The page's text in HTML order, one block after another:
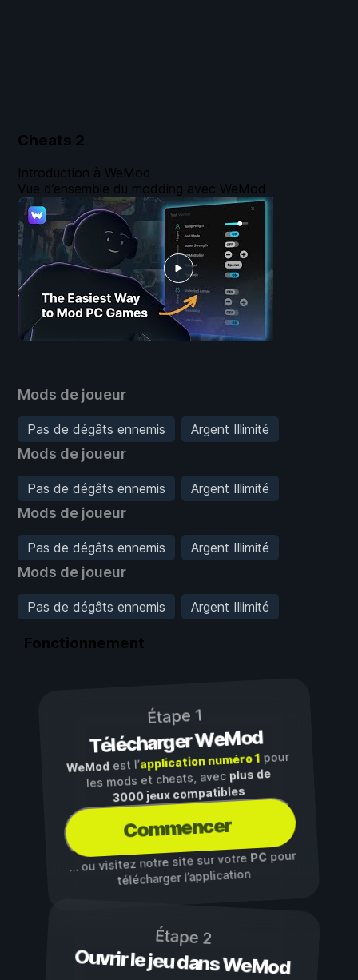
Cheats 2
Mods de joueur
Pas de dégâts ennemis Argent Illimité
Mods de joueur
Pas de dégâts ennemis Argent Illimité
Mods de joueur
Pas de dégâts ennemis Argent Illimité
Mods de joueur
Pas de dégâts ennemis Argent Illimité
Introduction à WeMod
Vue d’ensemble du modding avec WeMod
Fonctionnement
Étape 1
Télécharger WeMod
WeModest l’application numéro 1pour
les mods et cheats, avec plus de
3000 jeux compatibles
Commencer
… ou visitez notre site sur votre PCpour
télécharger l’application
Étape 2
Ouvrir le jeu dans WeMod